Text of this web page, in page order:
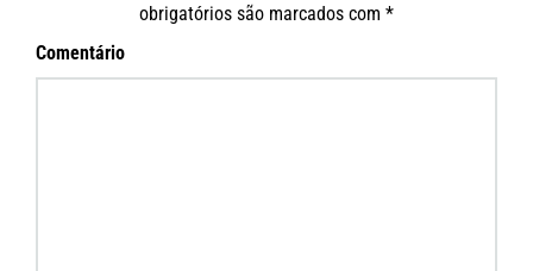
obrigatórios são marcados com *
Comentário